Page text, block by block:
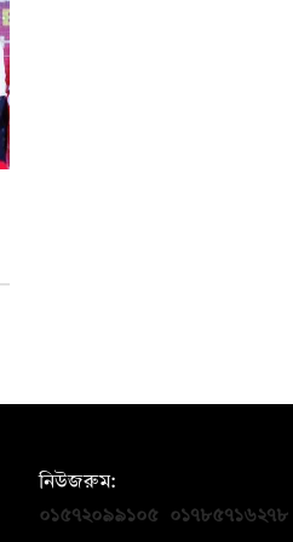
নিউজরুম:
০১৫৭২০৯৯১০৫
০১৭৮৫৭১৬২৭৮